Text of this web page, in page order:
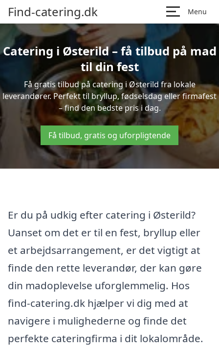
Find-catering.dk Menu
Catering i Østerild – få tilbud på mad
til din fest
Få gratis tilbud på catering i Østerild fra lokale
leverandører. Perfekt til bryllup, fødselsdag eller firmafest
– find den bedste pris i dag.
Få tilbud, gratis og uforpligtende
Er du på udkig efter catering i Østerild?
Uanset om det er til en fest, bryllup eller
et arbejdsarrangement, er det vigtigt at
finde den rette leverandør, der kan gøre
din madoplevelse uforglemmelig. Hos
find-catering.dk hjælper vi dig med at
navigere i mulighederne og finde det
perfekte cateringfirma i dit lokalområde.